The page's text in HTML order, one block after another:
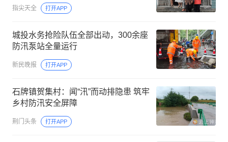
指尖天全 打开APP
城投水务抢险队伍全部出动，300余座
防汛泵站全量运行
新民晚报 打开APP
石牌镇贺集村：闻“汛”而动排隐患 筑牢
乡村防汛安全屏障
荆门头条 打开APP